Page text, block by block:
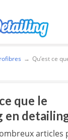
→ Qu’est ce
que le
en
articles